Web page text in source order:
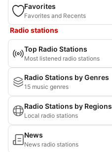
Favorites
Favorites and Recents
Radio stations
Top Radio Stations
Most listened radio stations
Radio Stations by Genres
15 music genres
Radio Stations by Regions
Local radio stations
News
News radio stations